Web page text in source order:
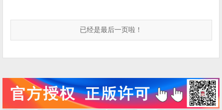
已经是最后一页啦！